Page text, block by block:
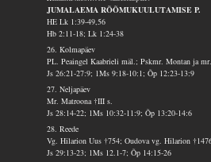
JUMALAEMA RÕÕMUKUULUTAMISE P.
HE Lk 1:39-49,56
Hb 2:11-18; Lk 1:24-38
26. Kolmapäev
PL. Peaingel Kaabrieli mäl.; Pskmr. Montan ja
Js 26:21-27:9; 1Ms 9:18-10:1; Õp 12:23-13:9
27. Neljapäev
Mr. Matroona †III s.
Js 28:14-22; 1Ms 10:32-11:9; Õp 13:20-14:6
28. Reede
Vg. Hilarion Uus †754; Oudova vg. Hilarion
Js 29:13-23; 1Ms 12.1-7; Õp 14:15-26